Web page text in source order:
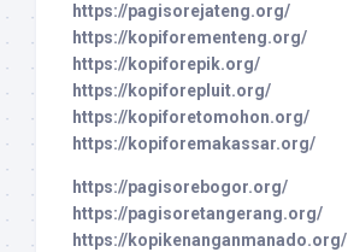
https://pagisorejateng.org/
https://kopiforementeng.org/
https://kopiforepik.org/
https://kopiforepluit.org/
https://kopiforetomohon.org/
https://kopiforemakassar.org/
https://pagisorebogor.org/
https://pagisoretangerang.org/
https://kopikenanganmanado.org/